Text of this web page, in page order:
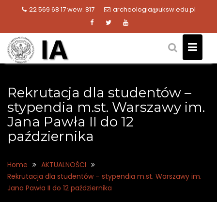
22 569 68 17 wew. 817 archeologia@uksw.edu.pl
Rekrutacja dla studentów –
stypendia m.st. Warszawy im.
Jana Pawła II do 12
października
Home
AKTUALNOŚCI
Rekrutacja dla studentów – stypendia m.st. Warszawy im.
Jana Pawła II do 12 października